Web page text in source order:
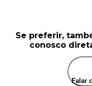
Se preferir,
conosco
Falar